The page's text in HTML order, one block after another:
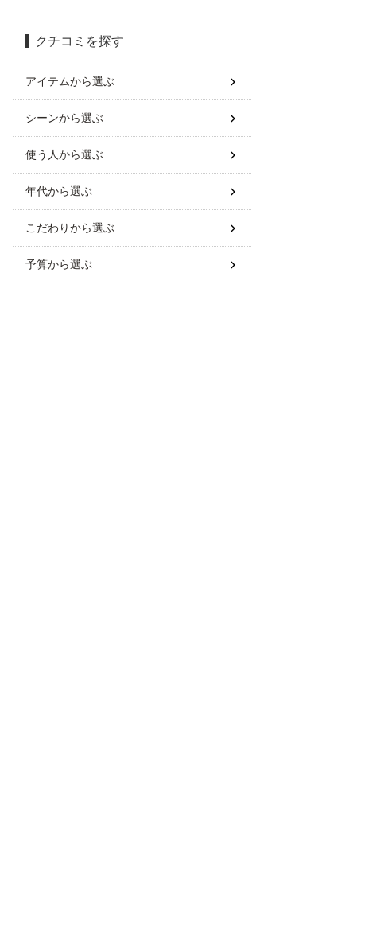
クチコミを探す
アイテムから選ぶ
シーンから選ぶ
使う人から選ぶ
年代から選ぶ
こだわりから選ぶ
予算から選ぶ